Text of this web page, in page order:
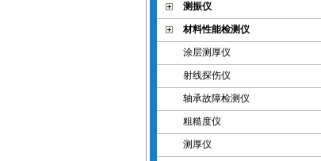
测振仪
材料性能检测仪
涂层测厚仪
射线探伤仪
轴承故障检测仪
粗糙度仪
测厚仪